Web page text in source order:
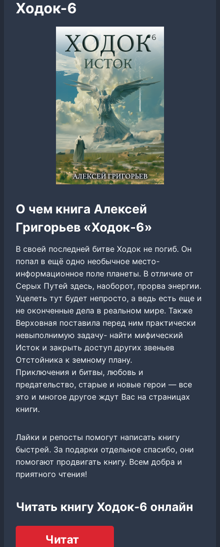
Ходок-6
О чем книга Алексей
Григорьев «Ходок-6»
В своей последней битве Ходок не погиб. Он
попал в ещё одно необычное место-
информационное поле планеты. В отличие от
Серых Путей здесь, наоборот, прорва энергии.
Уцелеть тут будет непросто, а ведь есть еще и
не оконченные дела в реальном мире. Также
Верховная поставила перед ним практически
невыполнимую задачу- найти мифический
Исток и закрыть доступ других звеньев
Отстойника к земному плану.
Приключения и битвы, любовь и
предательство, старые и новые герои — все
это и многое другое ждут Вас на страницах
книги.
Лайки и репосты помогут написать книгу
быстрей. За подарки отдельное спасибо, они
помогают продвигать книгу. Всем добра и
приятного чтения!
Читать книгу Ходок-6 онлайн
Читат